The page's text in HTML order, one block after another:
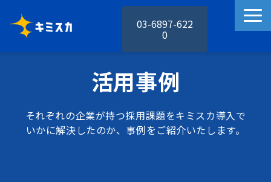
03-6897-622
0
キミスカの機能
料金プラン
活用事例
それぞれの企業が持つ採用課題をキミスカ導入で
いかに解決したのか、事例をご紹介いたします。